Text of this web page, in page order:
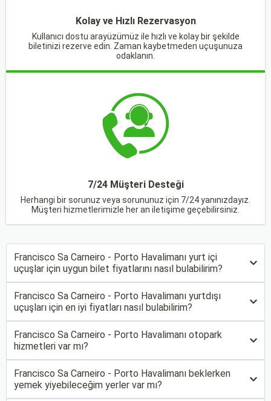
Kolay ve Hızlı Rezervasyon
Kullanıcı dostu arayüzümüz ile hızlı ve kolay bir şekilde
biletinizi rezerve edin. Zaman kaybetmeden uçuşunuza
odaklanın.
7/24 Müşteri Desteği
Herhangi bir sorunuz veya sorununuz için 7/24 yanınızdayız.
Müşteri hizmetlerimizle her an iletişime geçebilirsiniz.
Francisco Sa Carneiro - Porto Havalimanı yurt içi
uçuşlar için uygun bilet fiyatlarını nasıl bulabilirim?
Francisco Sa Carneiro - Porto Havalimanı yurtdışı
uçuşları için en iyi fiyatları nasıl bulabilirim?
Francisco Sa Carneiro - Porto Havalimanı otopark
hizmetleri var mı?
Francisco Sa Carneiro - Porto Havalimanı beklerken
yemek yiyebileceğim yerler var mı?